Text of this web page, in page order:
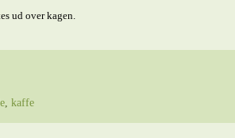
ud over kagen.
, kaffe